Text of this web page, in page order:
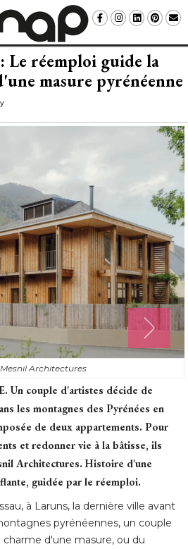
Le réemploi guide la
masure pyrénéenne
Architectures
Un couple d'artistes décide de
les montagnes des Pyrénées en
de deux appartements. Pour
et redonner vie à la bâtisse, ils
Architectures. Histoire d'une
guidée par le réemploi.
à Laruns, la dernière ville avant
pyrénéennes, un couple
d'une masure, ou du